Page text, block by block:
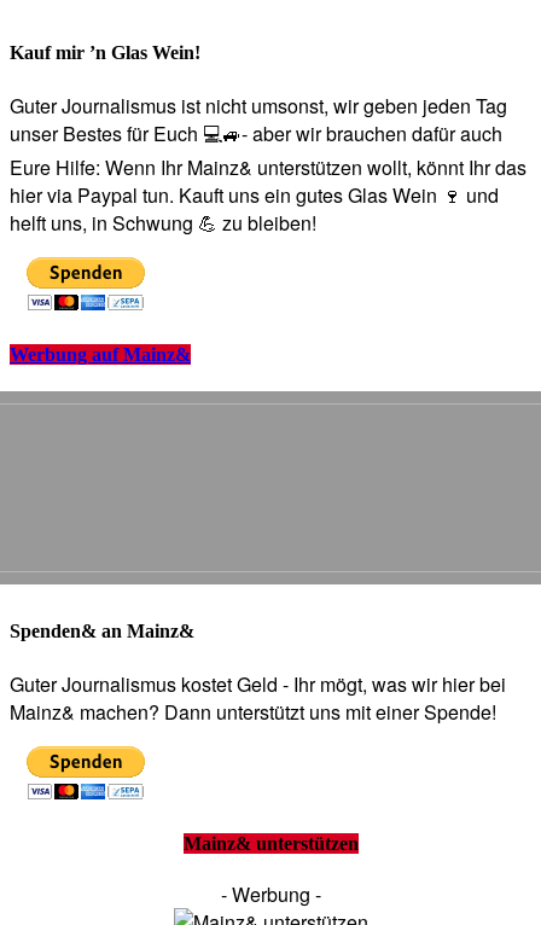
Kauf mir ’n Glas Wein!
Guter Journalismus ist nicht umsonst, wir geben jeden Tag
unser Bestes für Euch 💻🚙- aber wir brauchen dafür auch
Eure Hilfe: Wenn Ihr Mainz& unterstützen wollt, könnt Ihr das
hier via Paypal tun. Kauft uns ein gutes Glas Wein 🍷 und
helft uns, in Schwung 💪 zu bleiben!
Werbung auf Mainz&
Spenden& an Mainz&
Guter Journalismus kostet Geld - Ihr mögt, was wir hier bei
Mainz& machen? Dann unterstützt uns mit einer Spende!
Mainz& unterstützen
- Werbung -